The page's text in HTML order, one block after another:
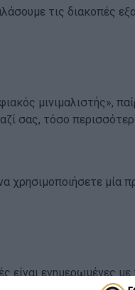
τις διακοπές
μινιμαλιστής»,
σας, τόσο
χρησιμοποιήσετε
είναι ενημερωμένες